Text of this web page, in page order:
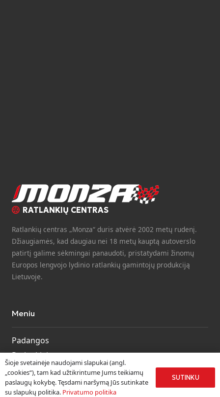
RATLANKIŲ CENTRAS
Ratlankių centras „Monza“ duris atvėrė 2002 metų rudenį.
Džiaugiamės, kad daugiau nei 18 metų kauptą autoverslo
patirtį galime sėkmingai panaudoti, pristatydami žinomų
Europos lengvojo lydinio ratlankių gamintojų produkciją
Lietuvoje.
Meniu
Padangos
Ratlankiai
Kitos prekės
Paslaugos
Šioje svetainėje naudojami slapukai (angl.
„cookies“), tam kad užtikrintume Jums teikiamų
paslaugų kokybę. Tęsdami naršymą Jūs sutinkate
su slapukų politika. Privatumo politika
SUTINKU